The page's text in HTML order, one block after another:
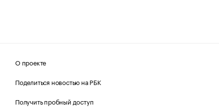
О проекте
Поделиться новостью на РБК
Получить пробный доступ